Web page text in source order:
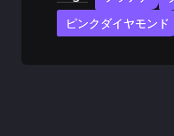
ピンクダイヤモンド